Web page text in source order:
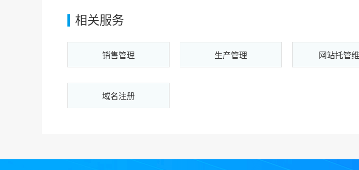
相关服务
销售管理 生产管理 网站托管
域名注册